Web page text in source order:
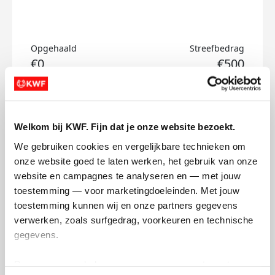
Welkom bij KWF. Fijn dat je onze website bezoekt.
We gebruiken cookies en vergelijkbare technieken om
onze website goed te laten werken, het gebruik van onze
website en campagnes te analyseren en — met jouw
toestemming — voor marketingdoeleinden. Met jouw
toestemming kunnen wij en onze partners gegevens
verwerken, zoals surfgedrag, voorkeuren en technische
gegevens.
Opgehaald
€0
Streefbedrag
€500
Doneer
Corine's badges